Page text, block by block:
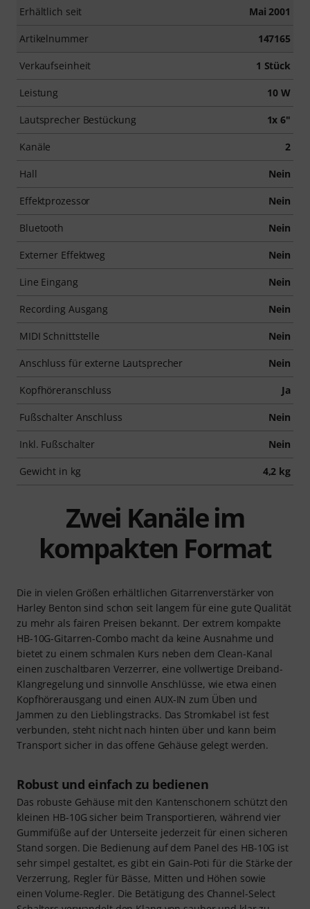
Erhältlich seit Mai 2001
Artikelnummer 147165
Verkaufseinheit 1 Stück
Leistung 10 W
Lautsprecher Bestückung 1x 6"
Kanäle 2
Hall Nein
Effektprozessor Nein
Bluetooth Nein
Externer Effektweg Nein
Line Eingang Nein
Recording Ausgang Nein
MIDI Schnittstelle Nein
Anschluss für externe Lautsprecher Nein
Kopfhöreranschluss Ja
Fußschalter Anschluss Nein
Inkl. Fußschalter Nein
Gewicht in kg 4,2 kg
Zwei Kanäle im
kompakten Format
Die in vielen Größen erhältlichen Gitarrenverstärker von
Harley Benton sind schon seit langem für eine gute Qualität
zu mehr als fairen Preisen bekannt. Der extrem kompakte
HB-10G-Gitarren-Combo macht da keine Ausnahme und
bietet zu einem schmalen Kurs neben dem Clean-Kanal
einen zuschaltbaren Verzerrer, eine vollwertige Dreiband-
Klangregelung und sinnvolle Anschlüsse, wie etwa einen
Kopfhörerausgang und einen AUX-IN zum Üben und
Jammen zu den Lieblingstracks. Das Stromkabel ist fest
verbunden, steht nicht nach hinten über und kann beim
Transport sicher in das offene Gehäuse gelegt werden.
Robust und einfach zu bedienen
Das robuste Gehäuse mit den Kantenschonern schützt den
kleinen HB-10G sicher beim Transportieren, während vier
Gummifüße auf der Unterseite jederzeit für einen sicheren
Stand sorgen. Die Bedienung auf dem Panel des HB-10G ist
sehr simpel gestaltet, es gibt ein Gain-Poti für die Stärke der
Verzerrung, Regler für Bässe, Mitten und Höhen sowie
einen Volume-Regler. Die Betätigung des Channel-Select